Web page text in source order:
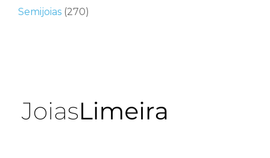
Semijoias (270)